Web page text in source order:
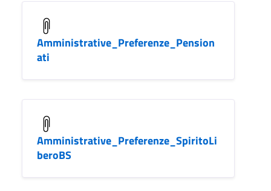
Amministrative_Preferenze_Pension
ati
Amministrative_Preferenze_SpiritoLi
beroBS